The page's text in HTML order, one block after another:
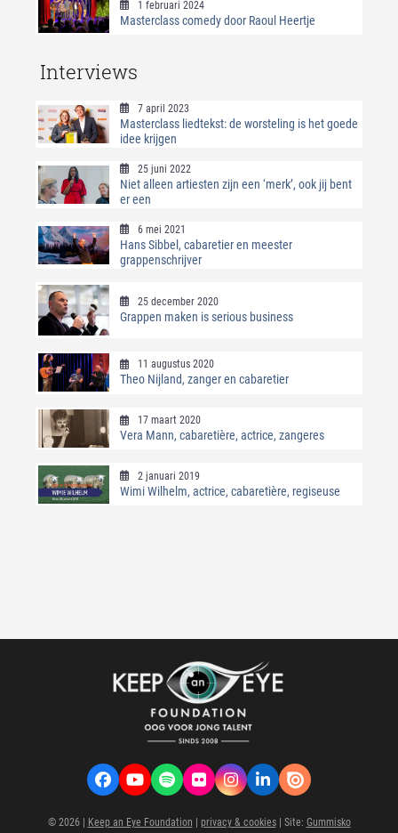
1 februari 2024
Masterclass comedy door Raoul Heertje
Interviews
7 april 2023
Masterclass liedtekst: de worsteling is het goede
idee krijgen
25 juni 2022
Niet alleen artiesten zijn een ‘merk’, ook jij bent
er een
6 mei 2021
Hans Sibbel, cabaretier en meester
grappenschrijver
25 december 2020
Grappen maken is serious business
11 augustus 2020
Theo Nijland, zanger en cabaretier
17 maart 2020
Vera Mann, cabaretière, actrice, zangeres
2 januari 2019
Wimi Wilhelm, actrice, cabaretière, regiseuse
Facebook
YouTubeSpotifyFlickrInstagram
LinkedIn
VK
© 2026 | Keep an Eye Foundation | privacy & cookies| Site: Gummisko